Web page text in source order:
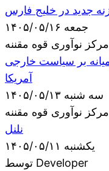
جدید در خلیج فارس
جمعه ۱۴۰۵/۰۵/۱۶
نوآوری قوه مقننه
بر سیاست خارجی
آمریکا
سه شنبه ۱۴۰۵/۰۵/۱۳
نوآوری قوه مقننه
نلنل
یکشنبه ۱۴۰۵/۰۵/۱۱
توسط Developer